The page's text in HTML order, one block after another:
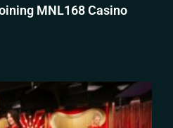
MNL168 Casino